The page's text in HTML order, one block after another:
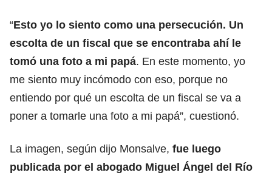
“Esto yo lo siento como una persecución. Un
escolta de un fiscal que se encontraba ahí le
tomó una foto a mi papá. En este momento, yo
me siento muy incómodo con eso, porque no
entiendo por qué un escolta de un fiscal se va a
poner a tomarle una foto a mi papá”, cuestionó.
La imagen, según dijo Monsalve, fue luego
publicada por el abogado Miguel Ángel del Río